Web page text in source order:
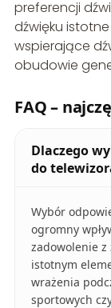
preferencji
dźwięku
wspierające
obudowie
FAQ –
Dlaczego
do
Wybór
ogromny
zadowolenie
istotnym
wrażenia
sportowych